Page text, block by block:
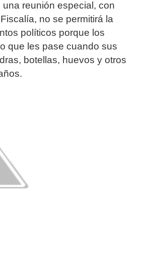
reunión especial, con
no se permitirá la
políticos porque los
que les pase cuando sus
botellas, huevos y otros